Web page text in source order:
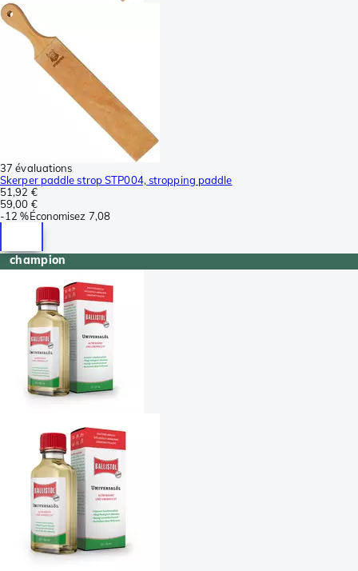
37 évaluations
Skerper paddle strop STP004, stropping paddle
51,92 €
59,00 €
-12 %Économisez 7,08
champion